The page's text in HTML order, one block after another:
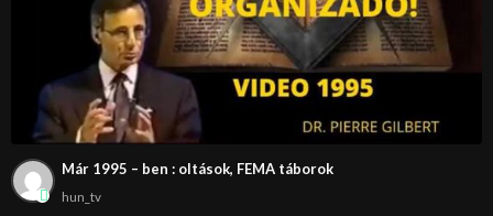
Már 1995 – ben : oltások, FEMA táborok
hun_tv